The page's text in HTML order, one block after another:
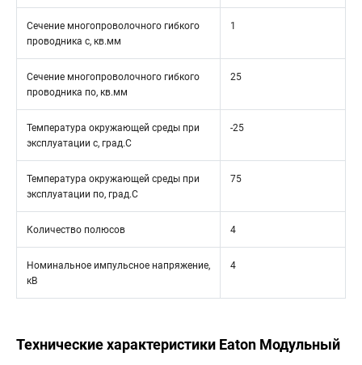
Сечение многопроволочного гибкого
проводника с, кв.мм
1
Сечение многопроволочного гибкого
проводника по, кв.мм
25
Температура окружающей среды при
эксплуатации с, град.C
-25
Температура окружающей среды при
эксплуатации по, град.C
75
Количество полюсов 4
Номинальное импульсное напряжение,
кВ
4
Технические характеристики Eaton Модульный